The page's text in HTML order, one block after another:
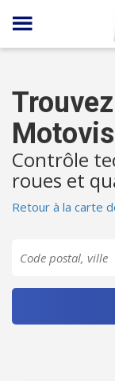
Panneau de
Contrôle
roues et
Retour à la carte